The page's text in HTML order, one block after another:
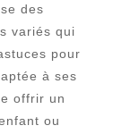
des
variés qui
pour
à ses
offrir un
ou